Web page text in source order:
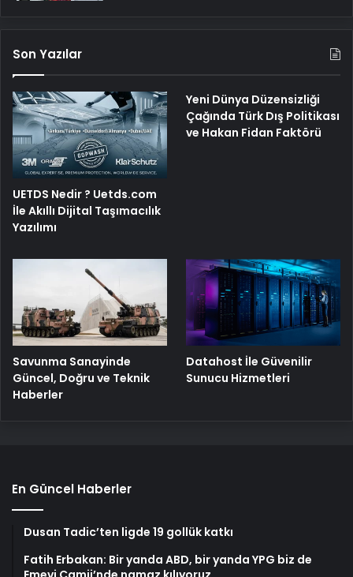
Son Yazılar
UETDS Nedir ? Uetds.com
İle Akıllı Dijital Taşımacılık
Yazılımı
Yeni Dünya Düzensizliği
Çağında Türk Dış Politikası
ve Hakan Fidan Faktörü
Savunma Sanayinde
Güncel, Doğru ve Teknik
Haberler
Datahost İle Güvenilir
Sunucu Hizmetleri
En Güncel Haberler
Dusan Tadic’ten ligde 19 gollük katkı
Fatih Erbakan: Bir yanda ABD, bir yanda YPG biz de